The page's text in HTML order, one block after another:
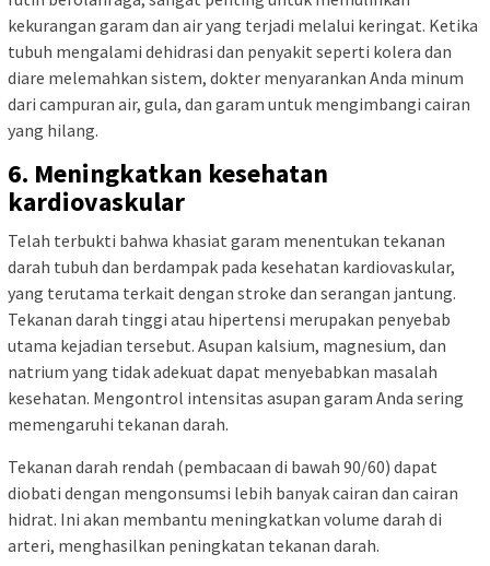
kekurangan garam dan air yang terjadi melalui keringat. Ketika
tubuh mengalami dehidrasi dan penyakit seperti kolera dan
diare melemahkan sistem, dokter menyarankan Anda minum
dari campuran air, gula, dan garam untuk mengimbangi cairan
yang hilang.
6. Meningkatkan kesehatan
kardiovaskular
Telah terbukti bahwa khasiat garam menentukan tekanan
darah tubuh dan berdampak pada kesehatan kardiovaskular,
yang terutama terkait dengan stroke dan serangan jantung.
Tekanan darah tinggi atau hipertensi merupakan penyebab
utama kejadian tersebut. Asupan kalsium, magnesium, dan
natrium yang tidak adekuat dapat menyebabkan masalah
kesehatan. Mengontrol intensitas asupan garam Anda sering
memengaruhi tekanan darah.
Tekanan darah rendah (pembacaan di bawah 90/60) dapat
diobati dengan mengonsumsi lebih banyak cairan dan cairan
hidrat. Ini akan membantu meningkatkan volume darah di
arteri, menghasilkan peningkatan tekanan darah.